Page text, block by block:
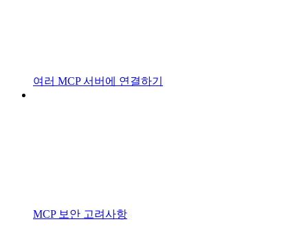
여러 MCP 서버에 연결하기
MCP 보안 고려사항